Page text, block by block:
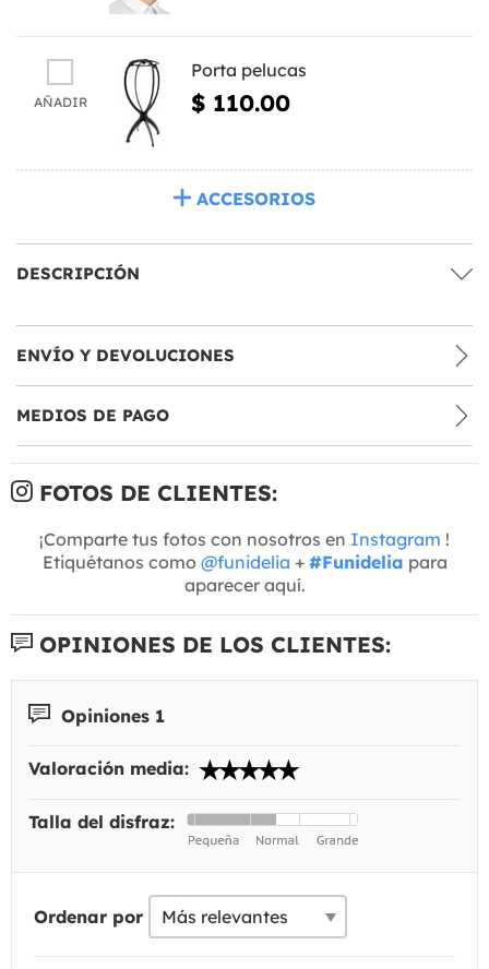
AÑADIR
Porta pelucas
$ 110.00
ACCESORIOS
DESCRIPCIÓN
ENVÍO Y DEVOLUCIONES
MEDIOS DE PAGO
FOTOS DE CLIENTES:
¡Comparte tus fotos con nosotros en Instagram !
Etiquétanos como @funidelia + #Funidelia para
aparecer aquí.
OPINIONES DE LOS CLIENTES:
Opiniones 1
Valoración media:
Talla del disfraz:
Ordenar por